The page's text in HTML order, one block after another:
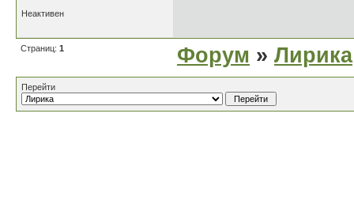
Неактивен
Страниц: 1 Форум » Лирика
Перейти